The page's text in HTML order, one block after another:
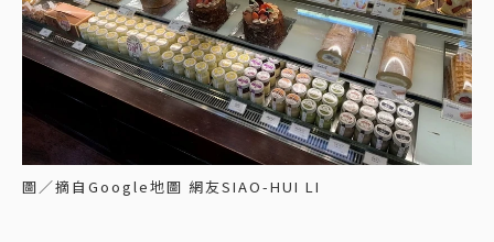
圖／摘自Google地圖 網友SIAO-HUI LI